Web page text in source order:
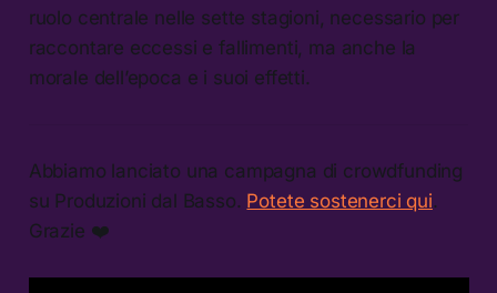
ruolo centrale nelle sette stagioni, necessario per
raccontare eccessi e fallimenti, ma anche la
morale dell’epoca e i suoi effetti.
Abbiamo lanciato una campagna di crowdfunding
su Produzioni dal Basso. Potete sostenerci qui.
Grazie ❤️